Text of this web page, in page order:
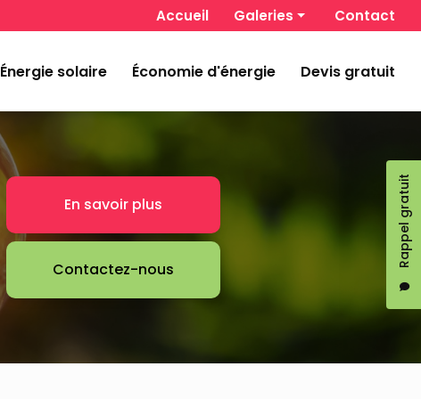
Rappel gratuit
Accueil
Galeries
Énergie solaire
Contact
Énergie solaire Économie d'énergie Devis gratuit
En savoir plus
Contactez-nous